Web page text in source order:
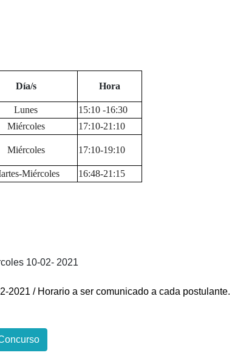
Día/s Hora
Lunes
15:10 -16:30
Miércoles
17:10-21:10
Miércoles 17:10-19:10
Miércoles 16:48-21:15
10-02- 2021
2021 / Horario a ser comunicado a cada postulante.